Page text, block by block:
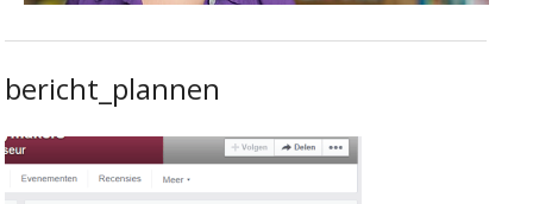
bericht_plannen